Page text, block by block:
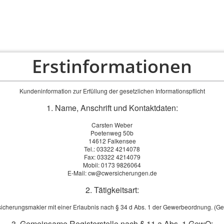
PRIVAT FIRMEN ÜBER UNS SERVICE
Erstinformationen
Kundeninformation zur Erfüllung der gesetzlichen Informationspflicht
1. Name, Anschrift und Kontaktdaten:
Carsten Weber
Poetenweg 50b
14612 Falkensee
Tel.: 03322 4214078
Fax: 03322 4214079
Mobil: 0173 9826064
E-Mail: cw@cwersicherungen.de
2. Tätigkeitsart:
mit einer Erlaubnis nach § 34 d Abs. 1 der Gewerbeordnung.